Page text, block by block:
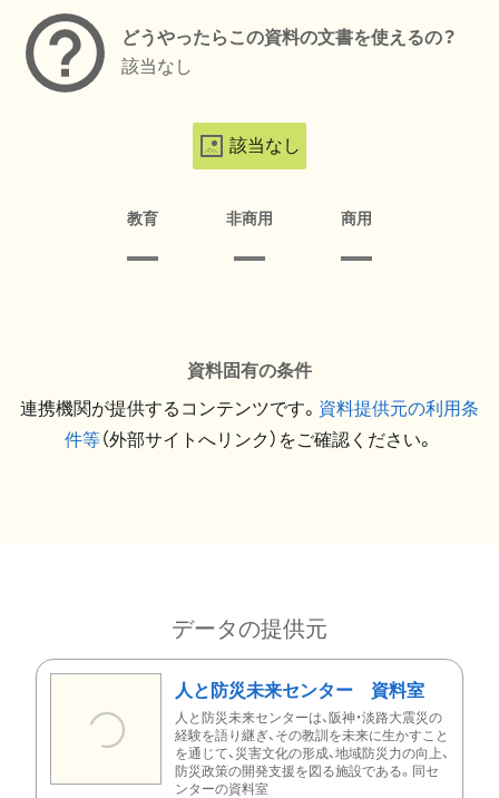
どうやったらこの資料の文書を使えるの？
該当なし
該当なし
教育 非商用 商用
資料固有の条件
連携機関が提供するコンテンツです。 資料提供元の利用条
件等（外部サイトへリンク）をご確認ください。
データの提供元
人と防災未来センター 資料室
人と防災未来センターは、阪神・淡路大震災の
経験を語り継ぎ、その教訓を未来に生かすこと
を通じて、災害文化の形成、地域防災力の向上、
防災政策の開発支援を図る施設である。同セ
ンターの資料室